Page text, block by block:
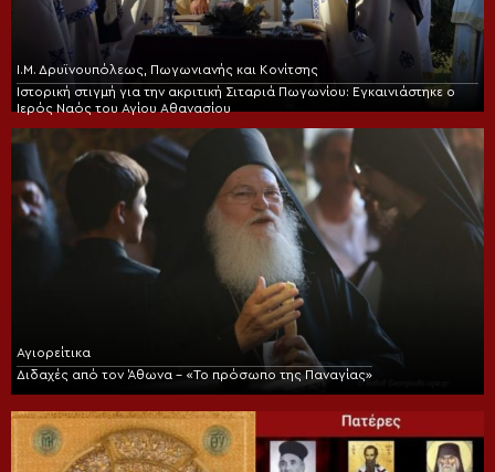
Ι.Μ. Δρυϊνουπόλεως, Πωγωνιανής και Κονίτσης
Ιστορική στιγμή για την ακριτική Σιταριά Πωγωνίου: Εγκαινιάστηκε ο
Ιερός Ναός του Αγίου Αθανασίου
Αγιορείτικα
Διδαχές από τον Άθωνα – «Το πρόσωπο της Παναγίας»